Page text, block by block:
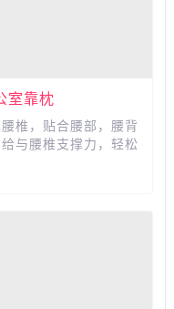
室靠枕
椎，贴合腰部，腰背
与腰椎支撑力，轻松
座椅，适用于座椅和